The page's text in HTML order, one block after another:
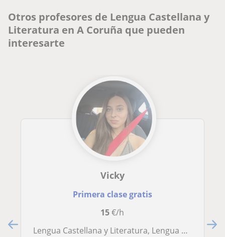
Otros profesores de Lengua Castellana y
Literatura en A Coruña que pueden
interesarte
Vicky
Primera clase gratis
15€/h
Lengua Castellana y Literatura, Lengua Gallega y Literatura, Inglés